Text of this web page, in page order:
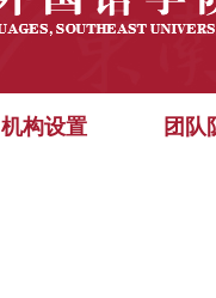
机构设置 团队